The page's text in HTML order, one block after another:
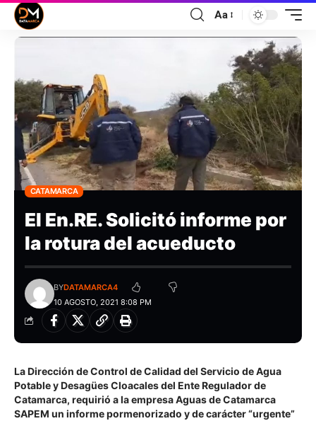
Aa
CATAMARCA
El En.RE. Solicitó informe por
la rotura del acueducto
10 AGOSTO, 2021 8:08 PM
BYDATAMARCA4
La Dirección de Control de Calidad del Servicio de Agua
Potable y Desagües Cloacales del Ente Regulador de
Catamarca, requirió a la empresa Aguas de Catamarca
SAPEM un informe pormenorizado y de carácter “urgente”